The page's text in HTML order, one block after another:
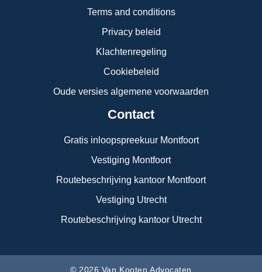
Terms and conditions
Privacy beleid
Klachtenregeling
Cookiebeleid
Oude versies algemene voorwaarden
Contact
Gratis inloopspreekuur Montfoort
Vestiging Montfoort
Routebeschrijving kantoor Montfoort
Vestiging Utrecht
Routebeschrijving kantoor Utrecht
© 2026 Van Kooten Advocaten